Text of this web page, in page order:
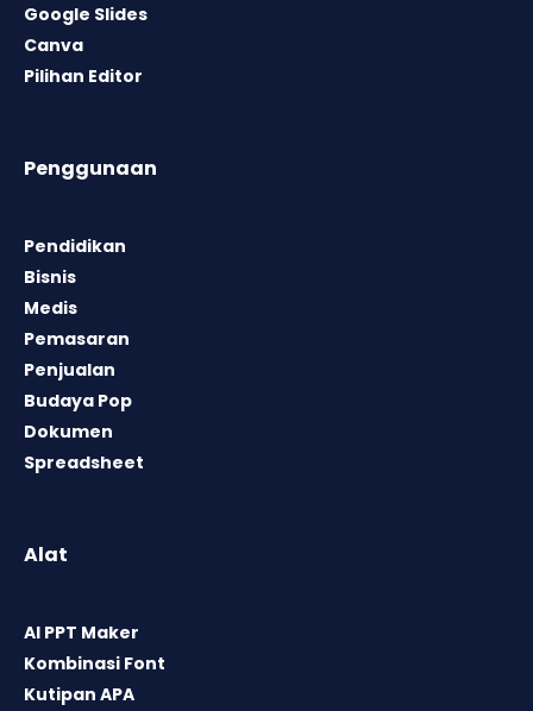
Google Slides
Canva
Pilihan Editor
Penggunaan
Pendidikan
Bisnis
Medis
Pemasaran
Penjualan
Budaya Pop
Dokumen
Spreadsheet
Alat
AI PPT Maker
Kombinasi Font
Kutipan APA